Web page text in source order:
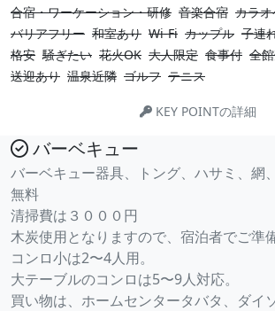
合宿・ワーケーション・研修 音楽合宿 カラ
バリアフリー 和室あり Wi-Fi カップル 子連
格安 騒ぎたい 花火OK 大人限定 食事付 全
送迎あり 温泉近隣 ゴルフ テニス
KEY POINTの詳細
バーベキュー
バーベキュー器具、トング、ハサミ、網
無料
清掃費は３０００円
木炭使用となりますので、宿泊者でご準
コンロ小は2〜4人用。
大テーブルのコンロは5〜9人対応。
買い物は、ホームセンタータバタ、ダイ